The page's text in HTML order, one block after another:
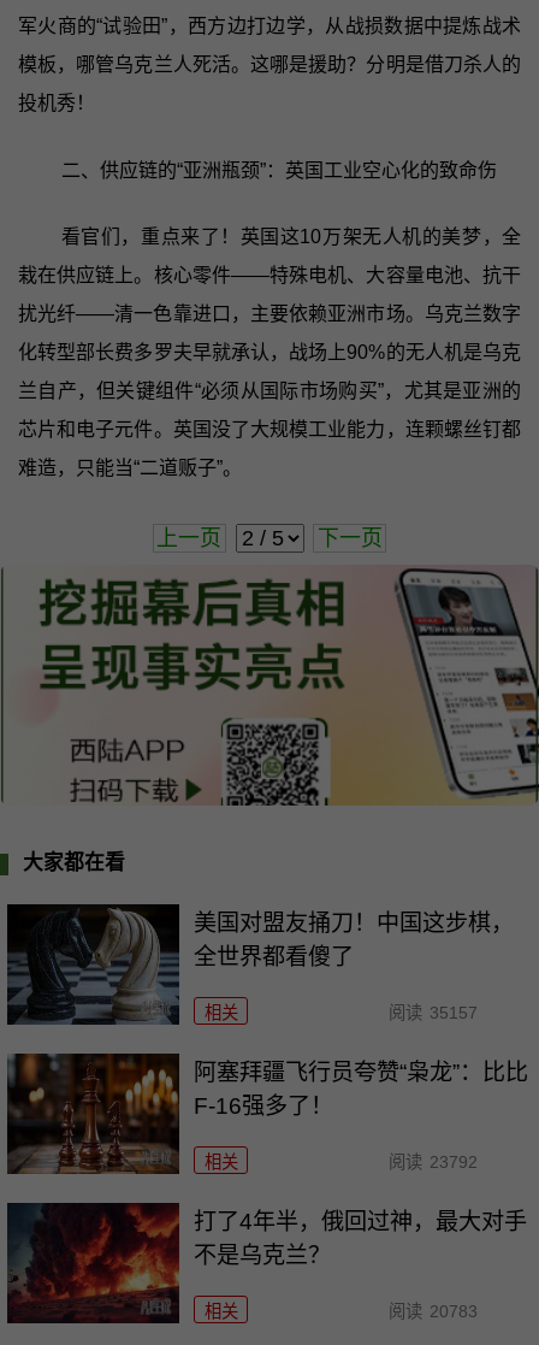
军火商的“试验田”，西方边打边学，从战损数据中提炼战术
模板，哪管乌克兰人死活。这哪是援助？分明是借刀杀人的
投机秀！
二、供应链的“亚洲瓶颈”：英国工业空心化的致命伤
看官们，重点来了！英国这10万架无人机的美梦，全
栽在供应链上。核心零件——特殊电机、大容量电池、抗干
扰光纤——清一色靠进口，主要依赖亚洲市场。乌克兰数字
化转型部长费多罗夫早就承认，战场上90%的无人机是乌克
兰自产，但关键组件“必须从国际市场购买”，尤其是亚洲的
芯片和电子元件。英国没了大规模工业能力，连颗螺丝钉都
难造，只能当“二道贩子”。
上一页 下一页
大家都在看
美国对盟友捅刀！中国这步棋，
全世界都看傻了
相关 阅读 35157
阿塞拜疆飞行员夸赞“枭龙”：比比
F-16强多了！
相关 阅读 23792
打了4年半，俄回过神，最大对手
不是乌克兰？
相关 阅读 20783